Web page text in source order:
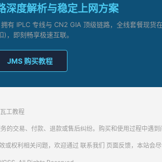
度解析与稳定上网方案
有 IPLC 专线与 CN2 GIA 顶级链路，全线套餐现货
即刻畅享极速互联。
JMS 购买教程
工教程
交易、付款、退款或售后纠纷。购买和使用过程中遇到
或权利相关问题，欢迎通过 联系我们 页面反馈，本站会尽